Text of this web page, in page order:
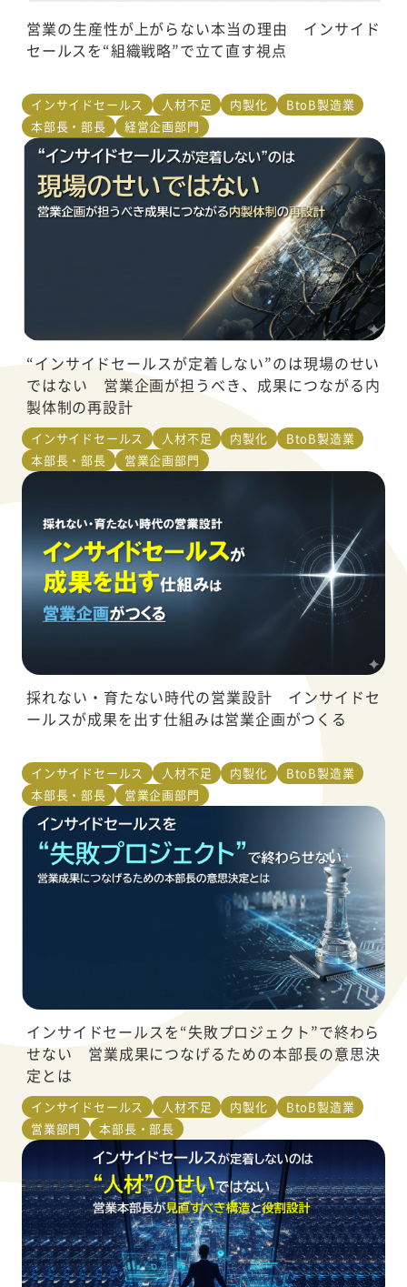
営業の生産性が上がらない本当の理由 インサイド
セールスを“組織戦略”で立て直す視点
インサイドセールス 人材不足 内製化
BtoB製造業
本部長・部長
経営企画部門
“インサイドセールスが定着しない”のは現場のせい
ではない 営業企画が担うべき、成果につながる内
製体制の再設計
インサイドセールス 人材不足 内製化
BtoB製造業
本部長・部長
営業企画部門
採れない・育たない時代の営業設計 インサイドセ
ールスが成果を出す仕組みは営業企画がつくる
インサイドセールス 人材不足 内製化
BtoB製造業
本部長・部長
営業企画部門
インサイドセールスを“失敗プロジェクト”で終わら
せない 営業成果につなげるための本部長の意思決
定とは
インサイドセールス 人材不足 内製化
BtoB製造業
営業部門
本部長・部長